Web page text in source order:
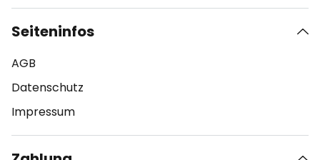
Seiteninfos
AGB
Datenschutz
Impressum